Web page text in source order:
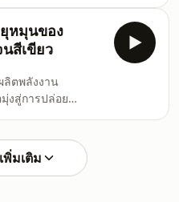
อรมนี เพื่อศึกษาต่อ
านใดมีคำถามอะไร
กับใคร 14:47
งกายสัตว์เพศหญิง
ด
ารย้ายกลับมา
ะดับปริญญาเอก หาก
สงสัย อยากถาม
ยุหมุนของ
สีเขียว
ลิตพลังงาน
งสู่การปล่อย
forces of green
#netzero
มเติม